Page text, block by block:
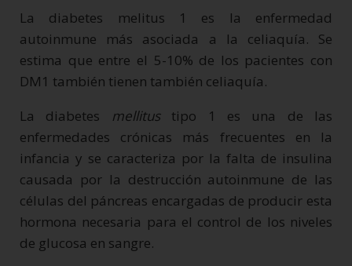
La diabetes melitus 1 es la enfermedad
autoinmune más asociada a la celiaquía. Se
estima que entre el 5-10% de los pacientes con
DM1 también tienen también celiaquía.
La diabetes mellitustipo 1 es una de las
enfermedades crónicas más frecuentes en la
infancia y se caracteriza por la falta de insulina
causada por la destrucción autoinmune de las
células del páncreas encargadas de producir esta
hormona necesaria para el control de los niveles
de glucosa en sangre.